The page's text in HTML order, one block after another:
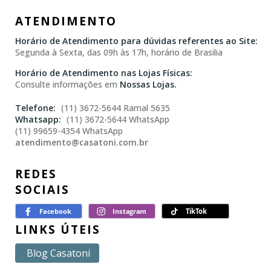
ATENDIMENTO
Horário de Atendimento para dúvidas referentes ao Site:
Segunda à Sexta, das 09h às 17h, horário de Brasilia
Horário de Atendimento nas Lojas Físicas:
Consulte informações em Nossas Lojas.
(11) 3672-5644 Ramal 5635
(11) 3672-5644 WhatsApp
(11) 99659-4354 WhatsApp
atendimento@casatoni.com.br
REDES
SOCIAIS
LINKS ÚTEIS
Blog Casatoni